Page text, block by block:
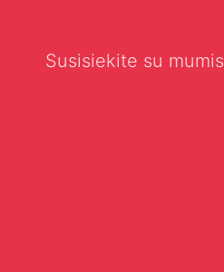
Susisiekite su mumis